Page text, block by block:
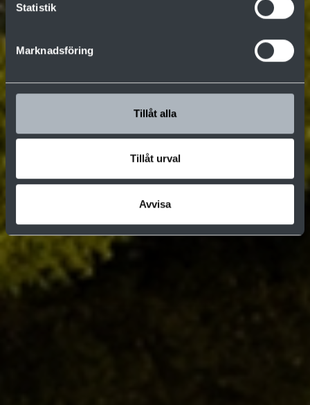
Statistik
Marknadsföring
Tillåt alla
Tillåt urval
Avvisa